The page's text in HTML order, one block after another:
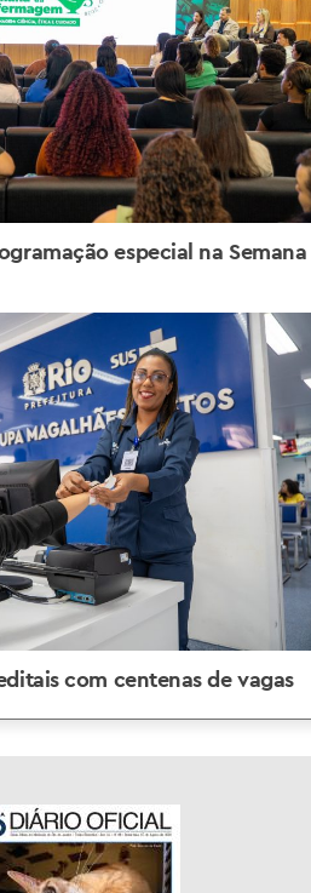
especial na Semana
com centenas de vagas